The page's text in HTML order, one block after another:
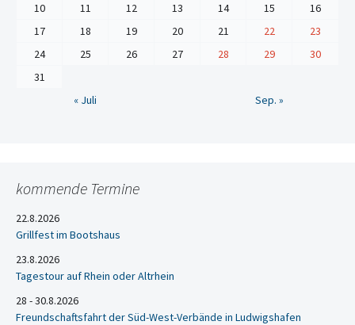
10
11 12 13 14 15
16
17
18 19 20 21 22
23
24
25 26 27 28 29
30
31
« Juli
Sep. »
kommende Termine
22.8.2026
Grillfest im Bootshaus
23.8.2026
Tagestour auf Rhein oder Altrhein
28 - 30.8.2026
Freundschaftsfahrt der Süd-West-Verbände in Ludwigshafen